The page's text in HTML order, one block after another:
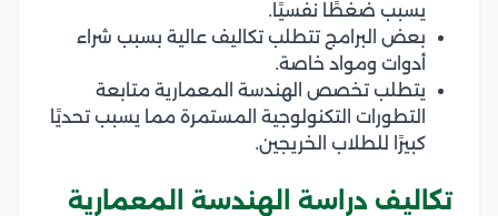
يسبب ضغطًا نفسيًا.
بعض البرامج تتطلب تكاليف عالية بسبب شراء
أدوات ومواد خاصة.
يتطلب تخصص الهندسة المعمارية متابعة
التطورات التكنولوجية المستمرة مما يسبب تحديًا
كبيرًا للطلاب الخريجين.
تكاليف دراسة الهندسة المعمارية